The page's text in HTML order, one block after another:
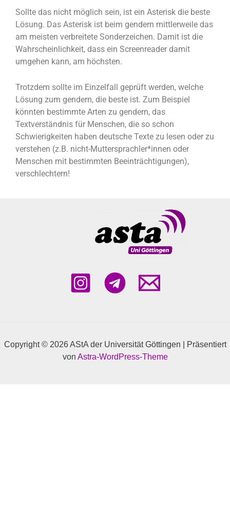
Sollte das nicht möglich sein, ist ein Asterisk die beste
Lösung. Das Asterisk ist beim gendern mittlerweile das
am meisten verbreitete Sonderzeichen. Damit ist die
Wahrscheinlichkeit, dass ein Screenreader damit
umgehen kann, am höchsten.
Trotzdem sollte im Einzelfall geprüft werden, welche
Lösung zum gendern, die beste ist. Zum Beispiel
könnten bestimmte Arten zu gendern, das
Textverständnis für Menschen, die so schon
Schwierigkeiten haben deutsche Texte zu lesen oder zu
verstehen (z.B. nicht-Muttersprachler*innen oder
Menschen mit bestimmten Beeinträchtigungen),
verschlechtern!
Copyright © 2026 AStA der Universität Göttingen | Präsentiert
von Astra-WordPress-Theme